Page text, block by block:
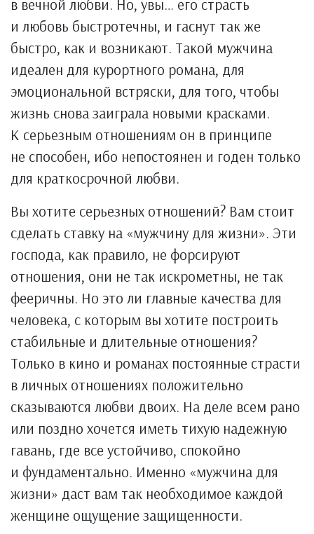
в вечной любви. Но, увы… его страсть
и любовь быстротечны, и гаснут так же
быстро, как и возникают. Такой мужчина
идеален для курортного романа, для
эмоциональной встряски, для того, чтобы
жизнь снова заиграла новыми красками.
К серьезным отношениям он в принципе
не способен, ибо непостоянен и годен только
для краткосрочной любви.
Вы хотите серьезных отношений? Вам стоит
сделать ставку на «мужчину для жизни». Эти
господа, как правило, не форсируют
отношения, они не так искрометны, не так
фееричны. Но это ли главные качества для
человека, с которым вы хотите построить
стабильные и длительные отношения?
Только в кино и романах постоянные страсти
в личных отношениях положительно
сказываются любви двоих. На деле всем рано
или поздно хочется иметь тихую надежную
гавань, где все устойчиво, спокойно
и фундаментально. Именно «мужчина для
жизни» даст вам так необходимое каждой
женщине ощущение защищенности.